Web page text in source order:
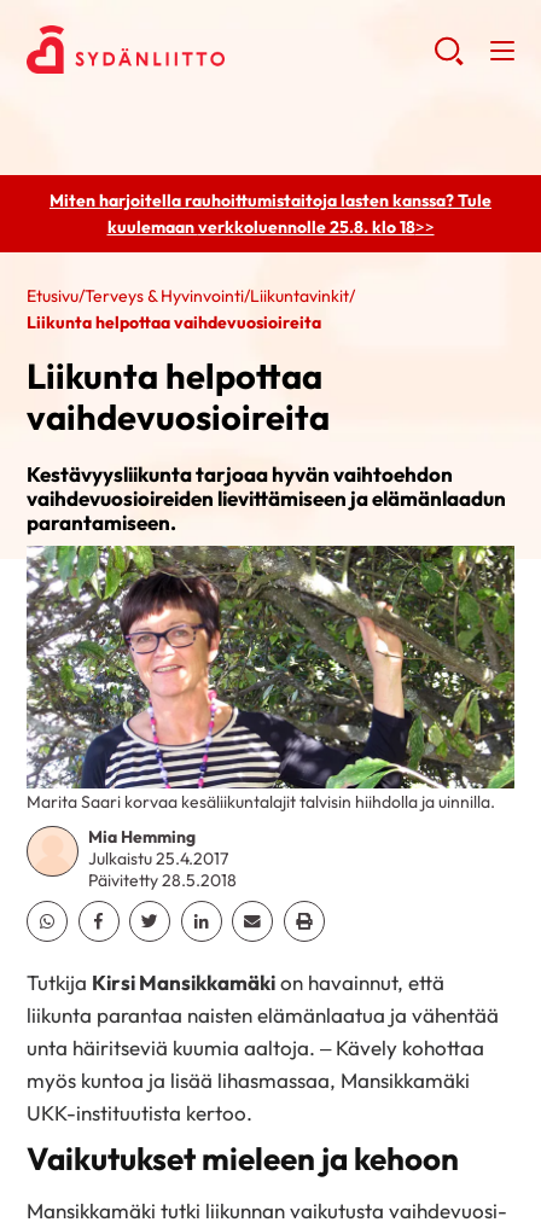
Miten harjoitella rauhoittumistaitoja lasten kanssa? Tule
kuulemaanverkkoluennolle 25.8. klo 18>>
Etusivu/Terveys & Hyvinvointi/Liikuntavinkit/
Liikunta helpottaa vaihdevuosioireita
Liikunta helpottaa
vaihdevuosioireita
Kestävyysliikunta tarjoaa hyvän vaihtoehdon
vaihdevuosioireiden lievittämiseen ja elämänlaadun
parantamiseen.
Mia Hemming
Julkaistu 25.4.2017
Päivitetty 28.5.2018
Jaa Whatsapp
Jaa Facebook
Jaa TwitterJaa Linkedin
Jaa EmailJaa Print
Marita Saari korvaa kesäliikuntalajit talvisin hiihdolla ja uinnilla.
Tutkija Kirsi Mansikkamäkion havainnut, että
liikunta parantaa naisten elämänlaatua ja vähentää
unta häiritseviä kuumia aaltoja. – Kävely kohottaa
myös kuntoa ja lisää lihasmassaa, Mansikkamäki
UKK-instituutista kertoo.
Vaikutukset mieleen ja kehoon
Mansikkamäki tutki liikunnan vaikutusta vaihdevuosi-